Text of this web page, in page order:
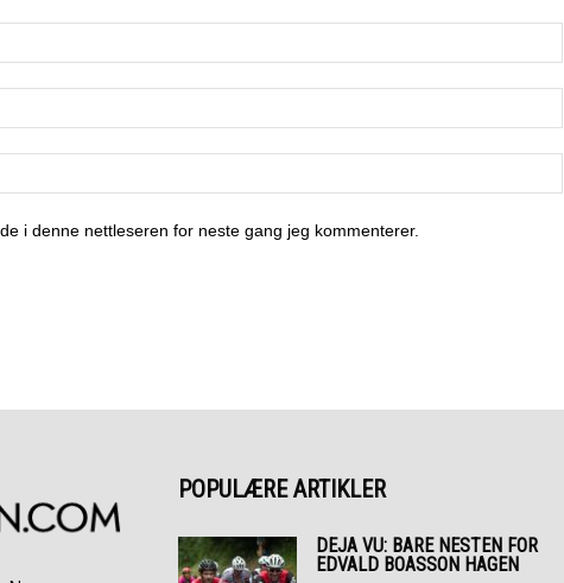
i denne nettleseren for neste gang jeg kommenterer.
POPULÆRE ARTIKLER
DEJA VU: BARE NESTEN FOR
EDVALD BOASSON HAGEN